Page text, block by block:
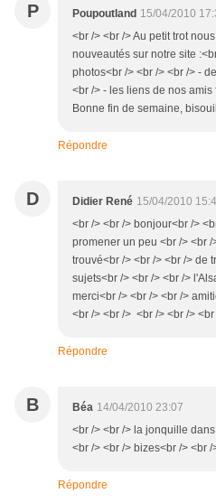
P Poupoutland 15/04/2010
<br /> <br /> Au petit trot
nouveautés sur notre site
photos<br /> <br /> <br /> -
<br /> - les liens de nos amis
Bonne fin de semaine,
Répondre
D Didier René 15/04/2010
<br /> <br /> bonjour<br />
promener un peu <br /> <br
trouvé<br /> <br /> <br /> de
sujets<br /> <br /> <br />
merci<br /> <br /> <br />
<br /> <br /> <br /> <br /> <br
Répondre
B Béa 14/04/2010 23:07
<br /> <br /> la jonquille
<br /> <br /> bizes<br /> <br /
Répondre